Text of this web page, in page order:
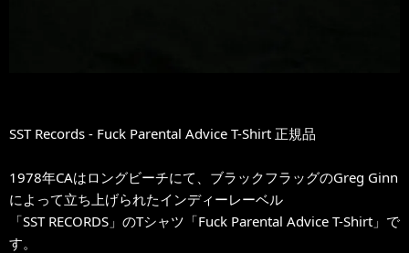
SST Records - Fuck Parental Advice T-Shirt 正規品
1978年CAはロングビーチにて、ブラックフラッグのGreg Ginn
によって立ち上げられたインディーレーベル
「SST RECORDS」のTシャツ「Fuck Parental Advice T-Shirt」で
す。